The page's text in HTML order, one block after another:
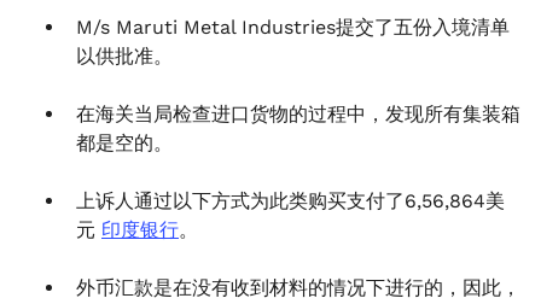
M/s Maruti Metal Industries提交了五份入境清单
以供批准。
在海关当局检查进口货物的过程中，发现所有集装箱
都是空的。
上诉人通过以下方式为此类购买支付了6,56,864美
元 印度银行。
外币汇款是在没有收到材料的情况下进行的，因此，